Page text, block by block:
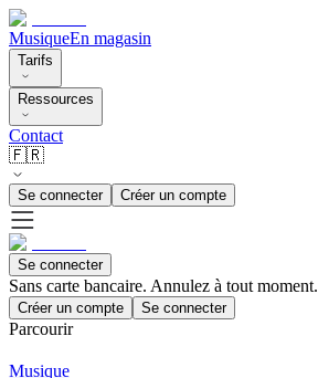
MusiqueEn magasin
Tarifs
Ressources
Contact
🇫🇷
Se connecter Créer un compte
Se connecter
Sans carte bancaire. Annulez à tout moment.
Créer un compte Se connecter
Parcourir
Musique